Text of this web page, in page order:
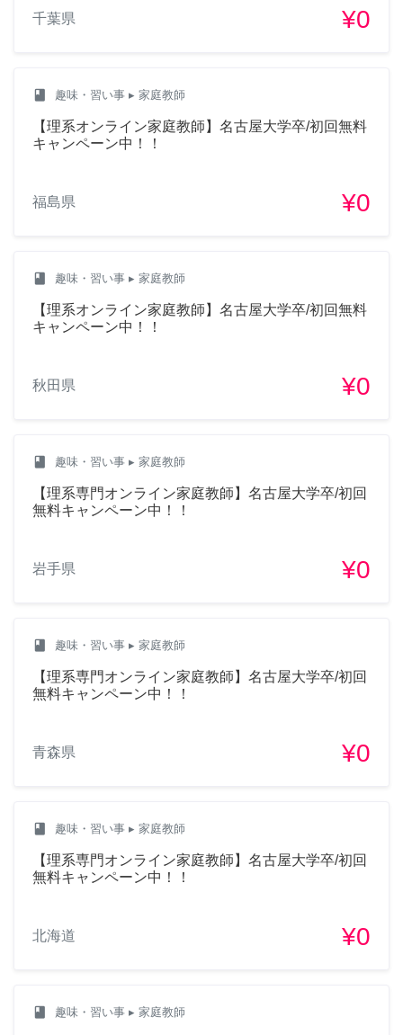
千葉県 ¥0
class 趣味・習い事 ▸ 家庭教師
【理系オンライン家庭教師】名古屋大学卒/初回無料
キャンペーン中！！
福島県 ¥0
class 趣味・習い事 ▸ 家庭教師
【理系オンライン家庭教師】名古屋大学卒/初回無料
キャンペーン中！！
秋田県 ¥0
class 趣味・習い事 ▸ 家庭教師
【理系専門オンライン家庭教師】名古屋大学卒/初回
無料キャンペーン中！！
岩手県 ¥0
class 趣味・習い事 ▸ 家庭教師
【理系専門オンライン家庭教師】名古屋大学卒/初回
無料キャンペーン中！！
青森県 ¥0
class 趣味・習い事 ▸ 家庭教師
【理系専門オンライン家庭教師】名古屋大学卒/初回
無料キャンペーン中！！
北海道 ¥0
class 趣味・習い事 ▸ 家庭教師